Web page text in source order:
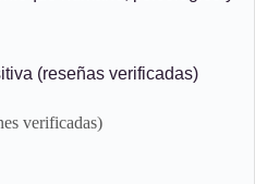
(reseñas verificadas)
verificadas)